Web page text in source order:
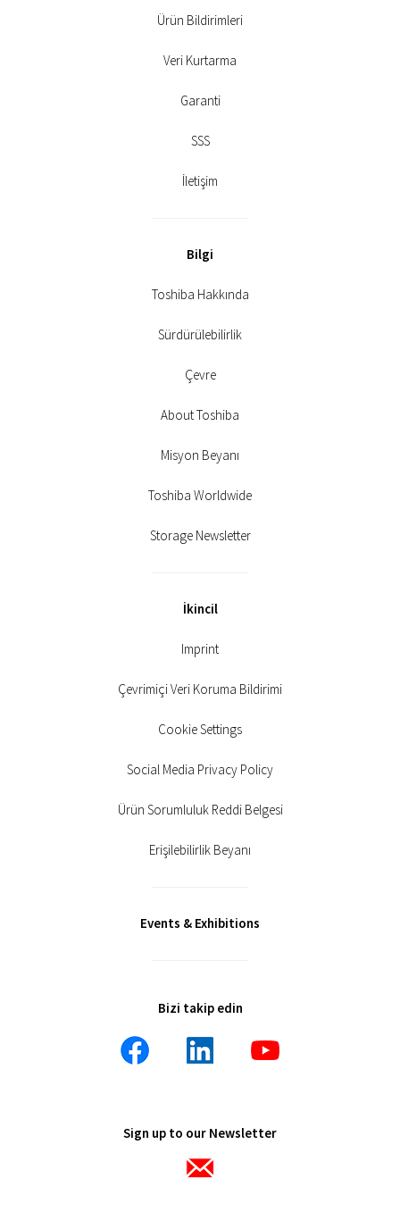
Ürün Bildirimleri
Veri Kurtarma
Garanti
SSS
İletişim
Bilgi
Toshiba Hakkında
Sürdürülebilirlik
Çevre
About Toshiba
Misyon Beyanı
Toshiba Worldwide
Storage Newsletter
İkincil
Imprint
Çevrimiçi Veri Koruma Bildirimi
Cookie Settings
Social Media Privacy Policy
Ürün Sorumluluk Reddi Belgesi
Erişilebilirlik Beyanı
Events & Exhibitions
Bizi takip edin
Sign up to our Newsletter